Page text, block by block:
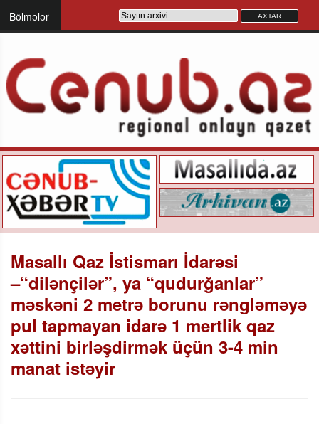
Bölmələr
Masallı Qaz İstismarı İdarəsi
–“dilənçilər”, ya “qudurğanlar”
məskəni 2 metrə borunu rəngləməyə
pul tapmayan idarə 1 mertlik qaz
xəttini birləşdirmək üçün 3-4 min
manat istəyir